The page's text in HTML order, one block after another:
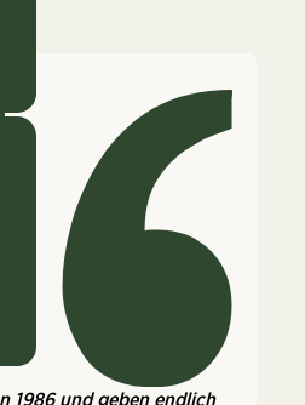
1986 und geben endlich